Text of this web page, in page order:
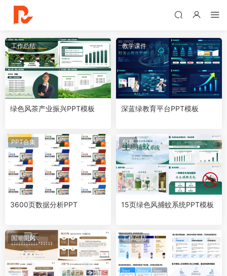
工作总结
绿色风茶产业振兴PPT模板
教学课件
深蓝绿教育平台PPT模板
PPT合集
3600页数据分析PPT
创赛
15页绿色风捕蚊系统PPT模板
国潮国风 工作总结